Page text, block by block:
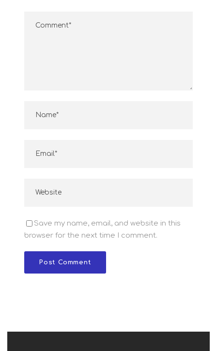
Save my name, email, and website in this
browser for the next time I comment.